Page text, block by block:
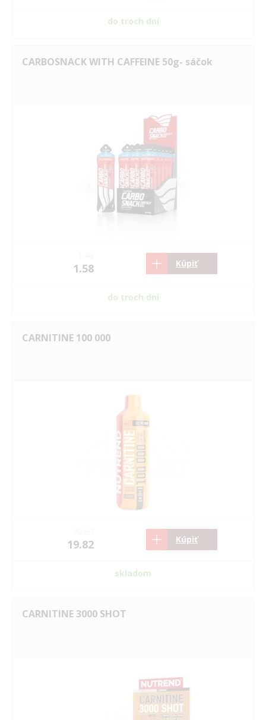
do troch dní
CARBOSNACK WITH CAFFEINE 50g- sáčok
1.58 Kúpiť
do troch dní
CARNITINE 100 000
19.82 Kúpiť
skladom
CARNITINE 3000 SHOT